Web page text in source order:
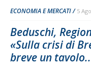
ECONOMIA E MERCATI 5
Beduschi,
«Sulla crisi di
breve un